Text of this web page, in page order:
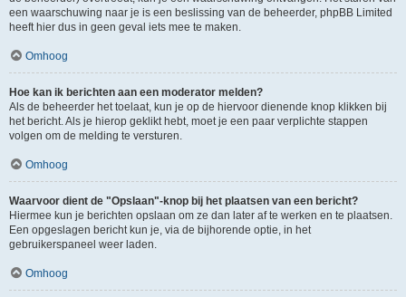
een waarschuwing naar je is een beslissing van de beheerder, phpBB Limited
heeft hier dus in geen geval iets mee te maken.
Omhoog
Hoe kan ik berichten aan een moderator melden?
Als de beheerder het toelaat, kun je op de hiervoor dienende knop klikken bij
het bericht. Als je hierop geklikt hebt, moet je een paar verplichte stappen
volgen om de melding te versturen.
Omhoog
Waarvoor dient de "Opslaan"-knop bij het plaatsen van een bericht?
Hiermee kun je berichten opslaan om ze dan later af te werken en te plaatsen.
Een opgeslagen bericht kun je, via de bijhorende optie, in het
gebruikerspaneel weer laden.
Omhoog